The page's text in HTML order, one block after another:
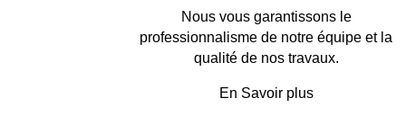
Nous vous garantissons le
professionnalisme de notre équipe et la
qualité de nos travaux.
En Savoir plus